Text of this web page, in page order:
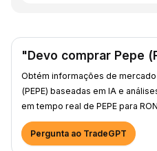
"Devo comprar Pepe
Obtém informações de
(PEPE) baseadas em IA e
em tempo real de PEPE para
Pergunta ao TradeGPT